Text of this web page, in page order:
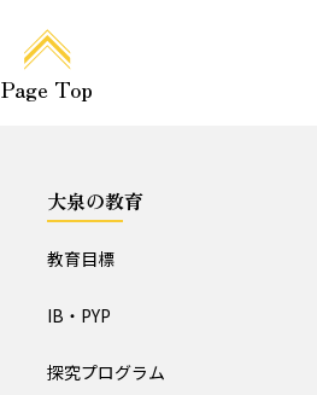
学校理念
Page Top
大泉の教育
教育目標
IB・PYP
探究プログラム